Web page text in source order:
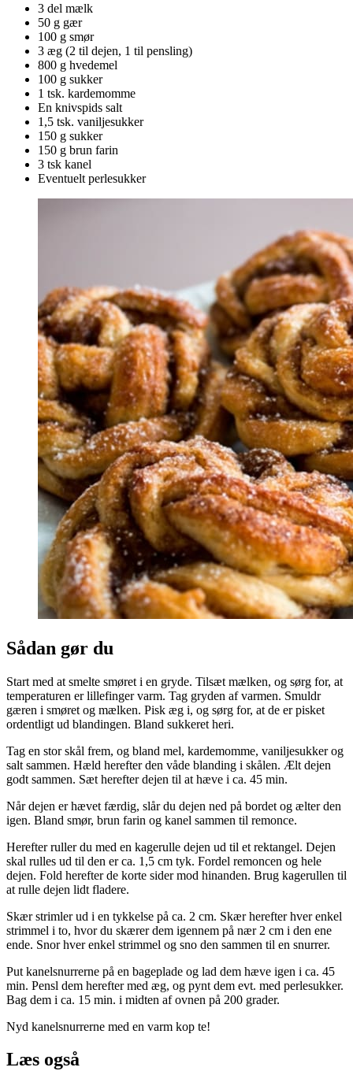
3 del mælk
50 g gær
100 g smør
3 æg (2 til dejen, 1 til pensling)
800 g hvedemel
100 g sukker
1 tsk. kardemomme
En knivspids salt
1,5 tsk. vaniljesukker
150 g sukker
150 g brun farin
3 tsk kanel
Eventuelt perlesukker
Sådan gør du
Start med at smelte smøret i en gryde. Tilsæt mælken, og sørg for, at
temperaturen er lillefinger varm. Tag gryden af varmen. Smuldr
gæren i smøret og mælken. Pisk æg i, og sørg for, at de er pisket
ordentligt ud blandingen. Bland sukkeret heri.
Tag en stor skål frem, og bland mel, kardemomme, vaniljesukker og
salt sammen. Hæld herefter den våde blanding i skålen. Ælt dejen
godt sammen. Sæt herefter dejen til at hæve i ca. 45 min.
Når dejen er hævet færdig, slår du dejen ned på bordet og ælter den
igen. Bland smør, brun farin og kanel sammen til remonce.
Herefter ruller du med en kagerulle dejen ud til et rektangel. Dejen
skal rulles ud til den er ca. 1,5 cm tyk. Fordel remoncen og hele
dejen. Fold herefter de korte sider mod hinanden. Brug kagerullen til
at rulle dejen lidt fladere.
Skær strimler ud i en tykkelse på ca. 2 cm. Skær herefter hver enkel
strimmel i to, hvor du skærer dem igennem på nær 2 cm i den ene
ende. Snor hver enkel strimmel og sno den sammen til en snurrer.
Put kanelsnurrerne på en bageplade og lad dem hæve igen i ca. 45
min. Pensl dem herefter med æg, og pynt dem evt. med perlesukker.
Bag dem i ca. 15 min. i midten af ovnen på 200 grader.
Nyd kanelsnurrerne med en varm kop te!
Læs også